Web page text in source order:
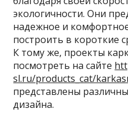
экологичности. Они
надежное и
построить в короткие
К тому же, проекты
посмотреть на сайте
sl.ru/products_cat/
представлены
дизайна.